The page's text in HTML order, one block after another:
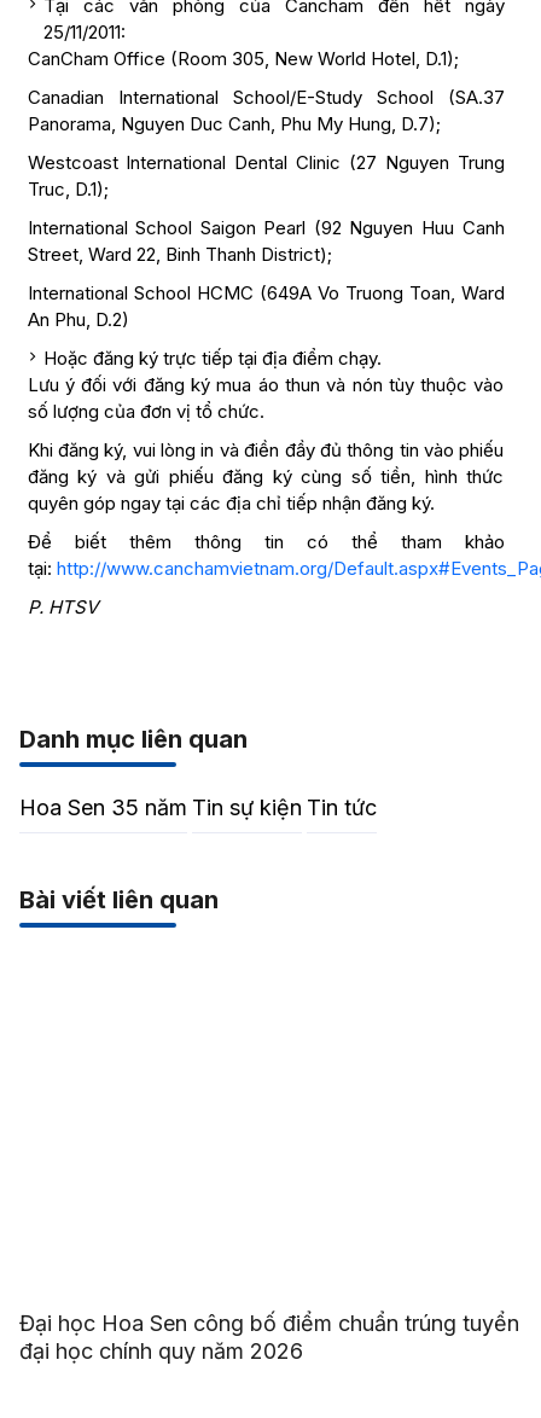
Tại các văn phòng của Cancham đến hết ngày
25/11/2011:
CanCham Office (Room 305, New World Hotel, D.1);
Canadian International School/E-Study School (SA.37
Panorama, Nguyen Duc Canh, Phu My Hung, D.7);
Westcoast International Dental Clinic (27 Nguyen Trung
Truc, D.1);
International School Saigon Pearl (92 Nguyen Huu Canh
Street, Ward 22, Binh Thanh District);
International School HCMC (649A Vo Truong Toan, Ward
An Phu, D.2)
Hoặc đăng ký trực tiếp tại địa điểm chạy.
Lưu ý đối với đăng ký mua áo thun và nón tùy thuộc vào
số lượng của đơn vị tổ chức.
Khi đăng ký, vui lòng in và điền đầy đủ thông tin vào phiếu
đăng ký và gửi phiếu đăng ký cùng số tiền, hình thức
quyên góp ngay tại các địa chỉ tiếp nhận đăng ký.
Để biết thêm thông tin có thể tham khảo
tại: http://www.canchamvietnam.org/
P. HTSV
Danh mục liên quan
Hoa Sen 35 năm Tin sự kiện Tin tức
Bài viết liên quan
Đại học Hoa Sen công bố điểm chuẩn trúng tuyển
đại học chính quy năm 2026